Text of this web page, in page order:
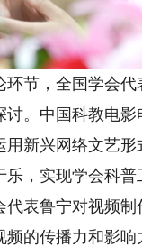
，全国学会代
讨。中国科教电
用新兴网络文艺
乐，实现学会科普
鲁宁对视频制
频的传播力和影